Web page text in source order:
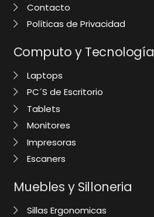
Contacto
Políticas de Privacidad
Computo y Tecnología
Laptops
PC´S de Escritorio
Tablets
Monitores
Impresoras
Escaners
Muebles y Silloneria
Sillas Ergonomicas